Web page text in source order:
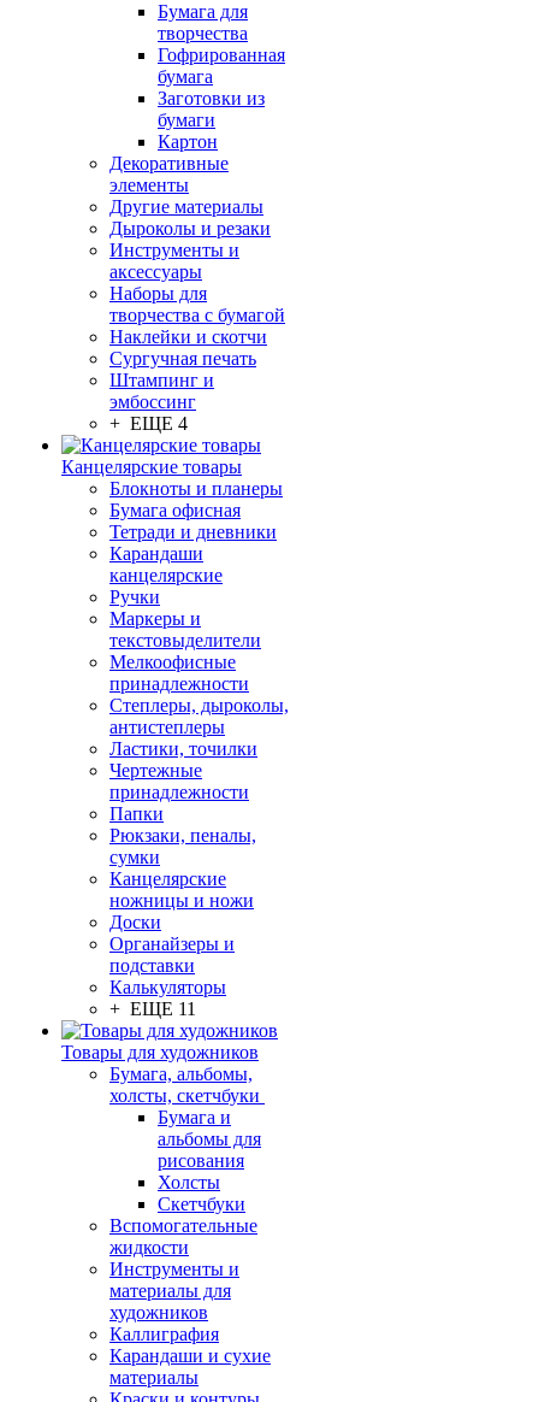
Бумага для
творчества
Гофрированная
бумага
Заготовки из
бумаги
Картон
Декоративные
элементы
Другие материалы
Дыроколы и резаки
Инструменты и
аксессуары
Наборы для
творчества с бумагой
Наклейки и скотчи
Сургучная печать
Штампинг и
эмбоссинг
+ ЕЩЕ 4
Канцелярские товары
Блокноты и планеры
Бумага офисная
Тетради и дневники
Карандаши
канцелярские
Ручки
Маркеры и
текстовыделители
Мелкоофисные
принадлежности
Степлеры, дыроколы,
антистеплеры
Ластики, точилки
Чертежные
принадлежности
Папки
Рюкзаки, пеналы,
сумки
Канцелярские
ножницы и ножи
Доски
Органайзеры и
подставки
Калькуляторы
+ ЕЩЕ 11
Товары для художников
Бумага, альбомы,
холсты, скетчбуки
Бумага и
альбомы для
рисования
Холсты
Скетчбуки
Вспомогательные
жидкости
Инструменты и
материалы для
художников
Каллиграфия
Карандаши и сухие
материалы